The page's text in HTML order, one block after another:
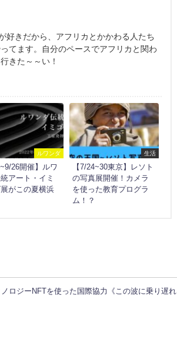
好きだから、アフリカとかかわる人たち
てます。自分のペースでアフリカと関わ
きた～～い！
ルワンダ
26開催】ルワ
アート・イミ
がこの夏横浜
生活
【7/24~30東京】レソト
の写真展開催！カメラ
を使った教育プログラ
ム！？
ロジーNFTを使った国際協力《この波に乗り遅れ